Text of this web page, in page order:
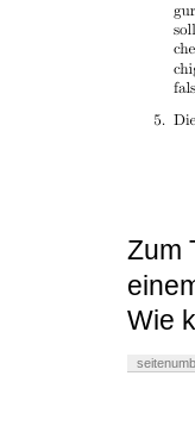
Zum
Wie